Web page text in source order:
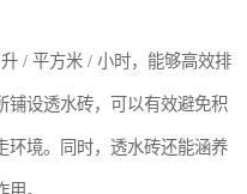
/ 平方米 / 小时，能够高效排
铺设透水砖，可以有效避免积
环境。同时，透水砖还能涵养
。